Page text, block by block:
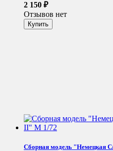
2 150 ₽
Отзывов нет
Сборная модель "Немецкая